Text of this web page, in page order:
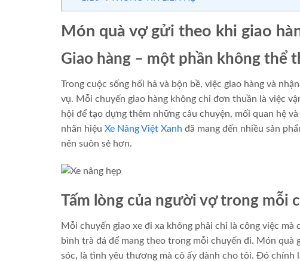
Món quà vợ gửi theo khi giao
Giao hàng – một phần không thể
Trong cuộc sống hối hả và bộn bề, việc giao hàng và
vụ. Mỗi chuyến giao hàng không chỉ đơn thuần là việc
hội để tạo dựng thêm những câu chuyện, mối quan hệ
nhãn hiệu Xe Nâng Việt Xanh đã mang đến nhiều sản
nên suôn sẻ hơn.
Tấm lòng của người vợ trong mỗi
Mỗi chuyến giao xe đi xa không phải chỉ là công việc
bình trà đá để mang theo trong mỗi chuyến đi. Món quà
sóc, là tình yêu thương mà cô ấy dành cho tôi. Đó